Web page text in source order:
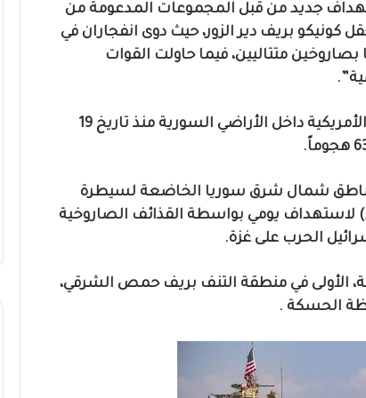
جديد من قبل المجموعات المدعومة من
كونيكو بريف دير الزور، حيث دوى انفجاران في
متتاليين، فيما حاولت القوات
ووفق المرصد ، تعرضت القواعد الأمريكية داخل الأراضي السورية منذ تاريخ 19
مناطق شمال شرق سوريا الخاضعة لسيطرة
لاستهداف يومي بواسطة القذائف الصاروخية
الحرب على غزة.
قواعد أمريكية، الأولى في منطقة التنف بريف حمص الشرقي،